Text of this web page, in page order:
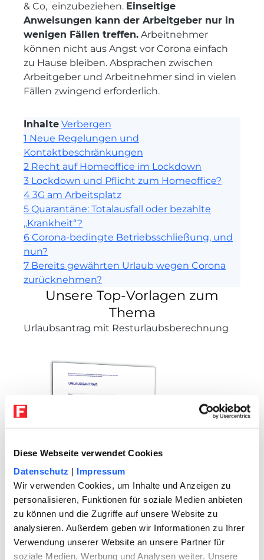
Diese Webseite verwendet Cookies
Datenschutz | Impressum
Wir verwenden Cookies, um Inhalte und Anzeigen zu
personalisieren, Funktionen für soziale Medien anbieten
zu können und die Zugriffe auf unsere Website zu
analysieren. Außerdem geben wir Informationen zu Ihrer
Verwendung unserer Website an unsere Partner für
soziale Medien, Werbung und Analysen weiter. Unsere
& Co, einzubeziehen. Einseitige
Anweisungen kann der Arbeitgeber nur in
wenigen Fällen treffen. Arbeitnehmer
können nicht aus Angst vor Corona einfach
zu Hause bleiben. Absprachen zwischen
Arbeitgeber und Arbeitnehmer sind in vielen
Fällen zwingend erforderlich.
Inhalte Verbergen
1 Neue Regelungen und
Kontaktbeschränkungen
2 Recht auf Homeoffice im Lockdown
3 Lockdown und Pflicht zum Homeoffice?
4 3G am Arbeitsplatz
5 Quarantäne: Totalausfall oder bezahlte
„Krankheit“?
6 Corona-bedingte Betriebsschließung, und
nun?
7 Bereits gewährten Urlaub wegen Corona
zurücknehmen?
Unsere Top-Vorlagen zum
Thema
Urlaubsantrag mit Resturlaubsberechnung
Aufforderung Abgabe Urlaubsantrag